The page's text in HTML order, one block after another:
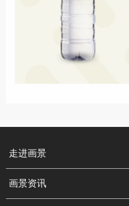
走进画景
画景资讯